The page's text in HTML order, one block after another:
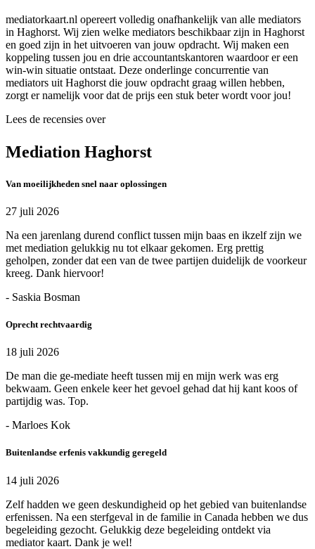
mediatorkaart.nl opereert volledig onafhankelijk van alle mediators
in Haghorst. Wij zien welke mediators beschikbaar zijn in Haghorst
en goed zijn in het uitvoeren van jouw opdracht. Wij maken een
koppeling tussen jou en drie accountantskantoren waardoor er een
win-win situatie ontstaat. Deze onderlinge concurrentie van
mediators uit Haghorst die jouw opdracht graag willen hebben,
zorgt er namelijk voor dat de prijs een stuk beter wordt voor jou!
Lees de recensies over
Mediation Haghorst
Van moeilijkheden snel naar oplossingen
27 juli 2026
Na een jarenlang durend conflict tussen mijn baas en ikzelf zijn we
met mediation gelukkig nu tot elkaar gekomen. Erg prettig
geholpen, zonder dat een van de twee partijen duidelijk de voorkeur
kreeg. Dank hiervoor!
- Saskia Bosman
Oprecht rechtvaardig
18 juli 2026
De man die ge-mediate heeft tussen mij en mijn werk was erg
bekwaam. Geen enkele keer het gevoel gehad dat hij kant koos of
partijdig was. Top.
- Marloes Kok
Buitenlandse erfenis vakkundig geregeld
14 juli 2026
Zelf hadden we geen deskundigheid op het gebied van buitenlandse
erfenissen. Na een sterfgeval in de familie in Canada hebben we dus
begeleiding gezocht. Gelukkig deze begeleiding ontdekt via
mediator kaart. Dank je wel!